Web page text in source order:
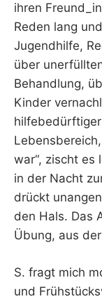
ihren
Reden lang
Jugendhilfe,
über
Behandlung,
Kinder
hilfebedürftiger
war“, zischt es
in der Nacht
drückt
den Hals. Das
Übung, aus
S. fragt mich
und